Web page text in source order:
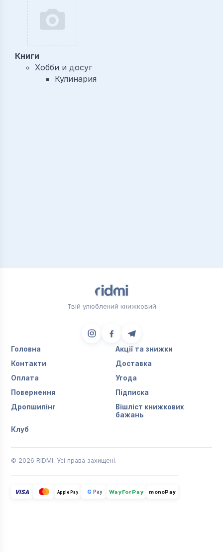
Книги
Хобби и досуг
Кулинария
Твій улюблений книжковий
Головна
Акції та знижки
Контакти
Доставка
Оплата
Угода
Повернення
Підписка
Дропшипінг
Вішліст книжкових
бажань
Клуб
© 2026 RIDMI. Усі права захищені.
VISA Apple Pay G Pay WayForPay monoPay